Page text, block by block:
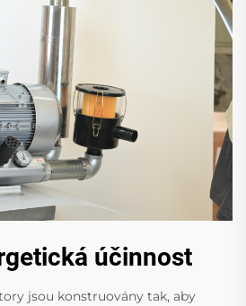
účinnost
jsou konstruovány tak, aby